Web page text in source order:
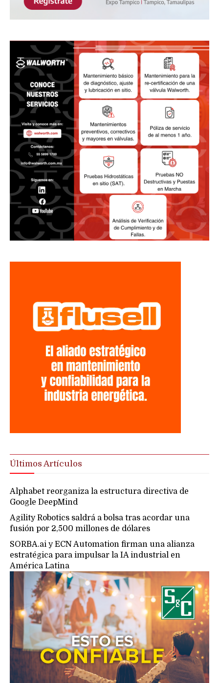
Últimos Artículos
Alphabet reorganiza la estructura directiva de
Google DeepMind
Agility Robotics saldrá a bolsa tras acordar una
fusión por 2,500 millones de dólares
SORBA.ai y ECN Automation firman una alianza
estratégica para impulsar la IA industrial en
América Latina